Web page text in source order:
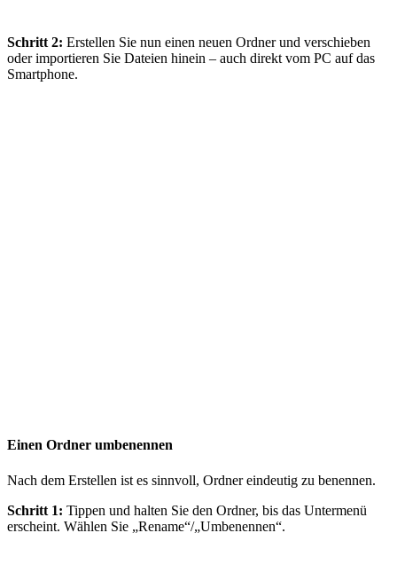
Schritt 2: Erstellen Sie nun einen neuen Ordner und verschieben
oder importieren Sie Dateien hinein – auch direkt vom PC auf das
Smartphone.
Einen Ordner umbenennen
Nach dem Erstellen ist es sinnvoll, Ordner eindeutig zu benennen.
Schritt 1: Tippen und halten Sie den Ordner, bis das Untermenü
erscheint. Wählen Sie „Rename“/„Umbenennen“.